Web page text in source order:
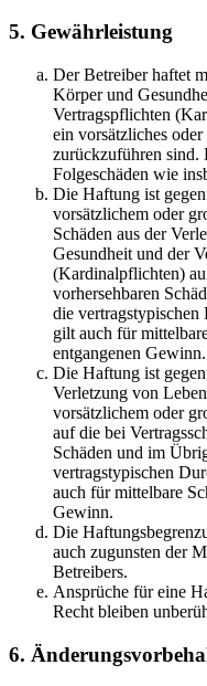
5. Gewährleistung
Der Betreiber haftet
Körper und
Vertragspflichten
ein vorsätzliches
zurückzuführen sind.
Folgeschäden wie
Die Haftung ist
vorsätzlichem oder
Schäden aus der
Gesundheit und der
(Kardinalpflichten)
vorhersehbaren
die vertragstypischen
gilt auch für
entgangenen Gewinn.
Die Haftung ist
Verletzung von
vorsätzlichem oder
auf die bei
Schäden und im
vertragstypischen
auch für mittelbare
Gewinn.
Die
auch zugunsten der
Betreibers.
Ansprüche für eine
Recht bleiben
6.